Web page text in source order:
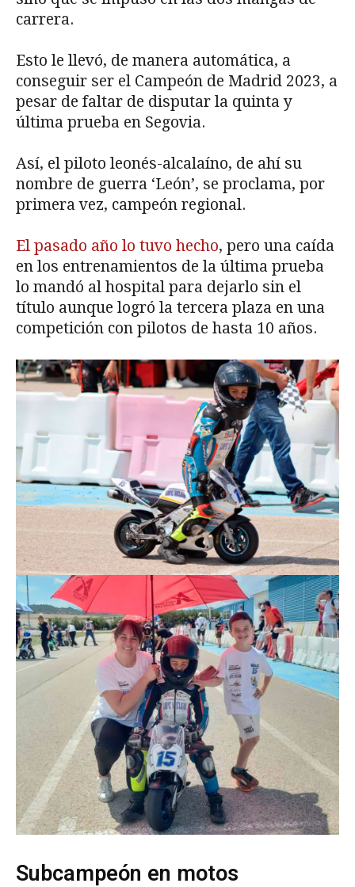
carrera.
Esto le llevó, de manera automática, a
conseguir ser el Campeón de Madrid 2023, a
pesar de faltar de disputar la quinta y
última prueba en Segovia.
Así, el piloto leonés-alcalaíno, de ahí su
nombre de guerra ‘León’, se proclama, por
primera vez, campeón regional.
El pasado año lo tuvo hecho, pero una caída
en los entrenamientos de la última prueba
lo mandó al hospital para dejarlo sin el
título aunque logró la tercera plaza en una
competición con pilotos de hasta 10 años.
Subcampeón en motos